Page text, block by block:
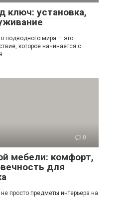
ключ: установка,
подводного мира — это
которое начинается с
0
мебели: комфорт,
для
просто предметы интерьера на